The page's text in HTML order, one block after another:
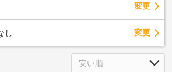
変更
し 変更